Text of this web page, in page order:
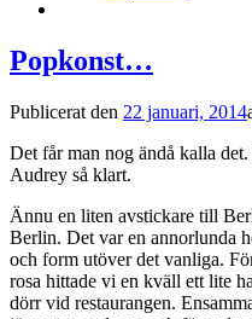
Popkonst…
Publicerat den 22 januari, 2014
Det får man nog ändå kalla
Audrey så klart.
Ännu en liten avstickare till
Berlin. Det var en annorlunda
och form utöver det vanliga.
rosa hittade vi en kväll ett lite
dörr vid restaurangen.